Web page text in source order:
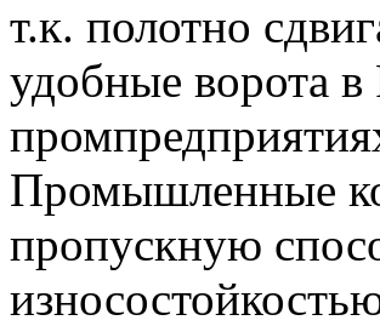
т.к. полотно
удобные ворота
Промышленные
пропускную